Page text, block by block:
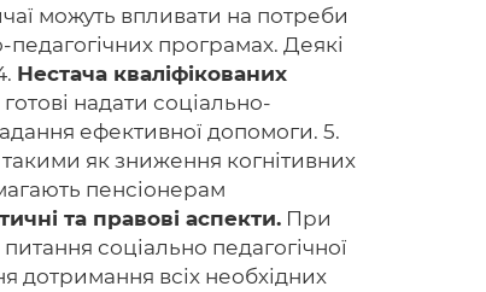
можуть впливати на потреби
педагогічних програмах. Деякі
Нестача кваліфікованих
надати соціально-
ефективної допомоги. 5.
як зниження когнітивних
пенсіонерам
та правові аспекти. При
соціально педагогічної
дотримання всіх необхідних
Авторам
Умови
Вхiд